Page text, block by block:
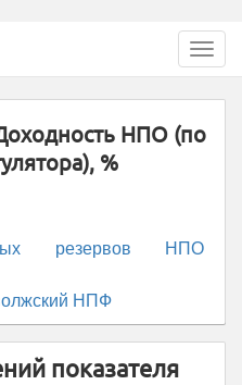
НПО (по
%
резервов НПО
НПФ
показателя